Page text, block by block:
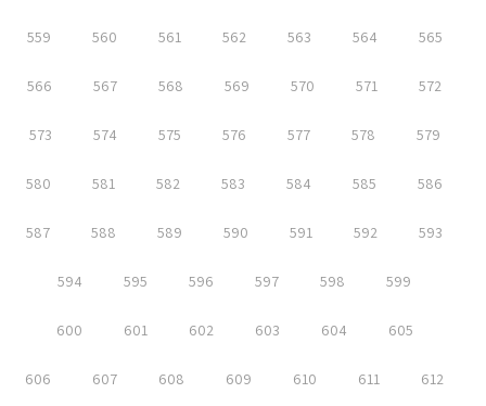
559 560 561 562 563 564 565
566 567 568 569 570 571 572
573 574 575 576 577 578 579
580 581 582 583 584 585 586
587 588 589 590 591 592 593
594 595 596 597 598 599
600 601 602 603 604 605
606 607 608 609 610 611 612